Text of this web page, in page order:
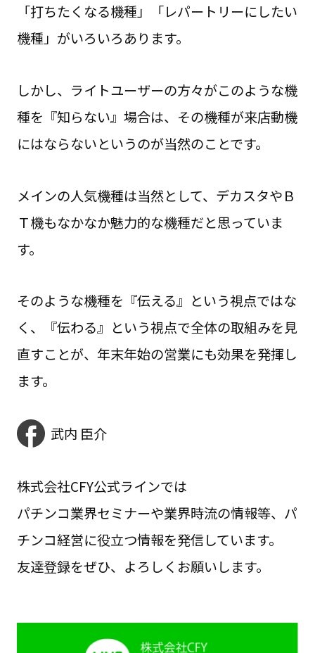
「打ちたくなる機種」「レパートリーにしたい
機種」がいろいろあります。
しかし、ライトユーザーの方々がこのような機
種を『知らない』場合は、その機種が来店動機
にはならないというのが当然のことです。
メインの人気機種は当然として、デカスタやＢ
Ｔ機もなかなか魅力的な機種だと思っていま
す。
そのような機種を『伝える』という視点ではな
く、『伝わる』という視点で全体の取組みを見
直すことが、年末年始の営業にも効果を発揮し
ます。
武内 臣介
株式会社CFY公式ラインでは
パチンコ業界セミナーや業界時流の情報等、パ
チンコ経営に役立つ情報を発信しています。
友達登録をぜひ、よろしくお願いします。